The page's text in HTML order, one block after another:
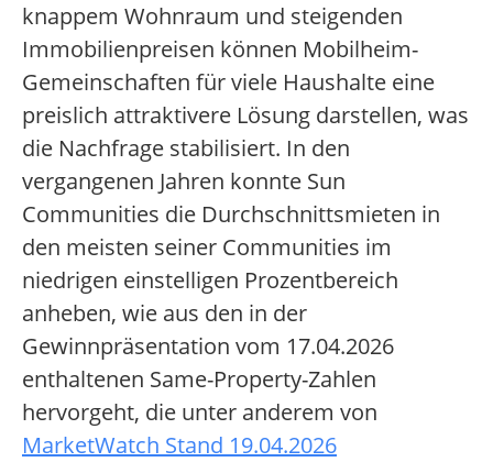
knappem Wohnraum und steigenden
Immobilienpreisen können Mobilheim-
Gemeinschaften für viele Haushalte eine
preislich attraktivere Lösung darstellen, was
die Nachfrage stabilisiert. In den
vergangenen Jahren konnte Sun
Communities die Durchschnittsmieten in
den meisten seiner Communities im
niedrigen einstelligen Prozentbereich
anheben, wie aus den in der
Gewinnpräsentation vom 17.04.2026
enthaltenen Same-Property-Zahlen
hervorgeht, die unter anderem von
MarketWatch Stand 19.04.2026